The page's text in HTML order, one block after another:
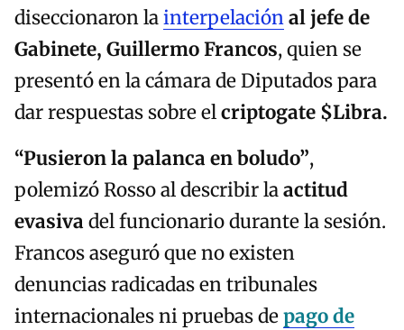
diseccionaron lainterpelaciónal jefe de
Gabinete, Guillermo Francos, quien se
presentó en la cámara de Diputados para
dar respuestas sobre elcriptogate $Libra.
“Pusieron la palanca en boludo”,
polemizó Rosso al describir laactitud
evasivadel funcionario durante la sesión.
Francos aseguró que no existen
denuncias radicadas en tribunales
internacionales ni pruebas depago de